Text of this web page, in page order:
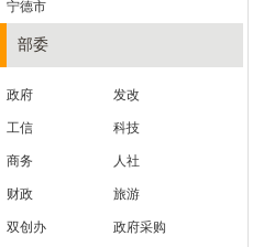
宁德市
部委
政府 发改
工信 科技
商务 人社
财政 旅游
双创办 政府采购